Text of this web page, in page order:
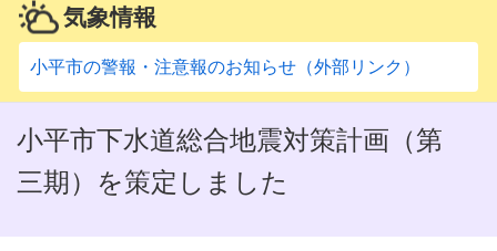
気象情報
小平市の警報・注意報のお知らせ（外部リンク）
小平市下水道総合地震対策計画（第
三期）を策定しました